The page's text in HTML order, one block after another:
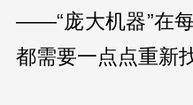
——“庞大机器”在
都需要一点点重新